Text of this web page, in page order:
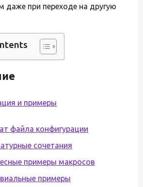
даже при переходе на другую
и примеры
файла конфигурации
сочетания
примеры макросов
примеры